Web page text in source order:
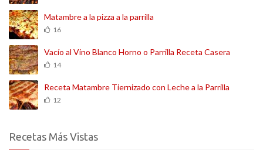
Matambre a la pizza a la parrilla
16
Vacío al Vino Blanco Horno o Parrilla Receta Casera
14
Receta Matambre Tiernizado con Leche a la Parrilla
12
Recetas Más Vistas